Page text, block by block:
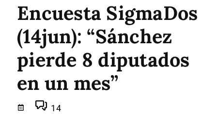
Encuesta SigmaDos
(14jun): “Sánchez
pierde 8 diputados
en un mes”
14